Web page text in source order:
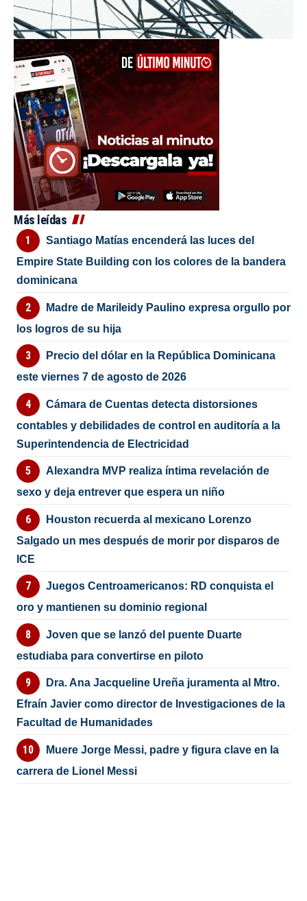
Más leídas
Santiago Matías encenderá las luces del
Empire State Building con los colores de la bandera
dominicana
Madre de Marileidy Paulino expresa orgullo por
los logros de su hija
Precio del dólar en la República Dominicana
este viernes 7 de agosto de 2026
Cámara de Cuentas detecta distorsiones
contables y debilidades de control en auditoría a la
Superintendencia de Electricidad
Alexandra MVP realiza íntima revelación de
sexo y deja entrever que espera un niño
Houston recuerda al mexicano Lorenzo
Salgado un mes después de morir por disparos de
ICE
Juegos Centroamericanos: RD conquista el
oro y mantienen su dominio regional
Joven que se lanzó del puente Duarte
estudiaba para convertirse en piloto
Dra. Ana Jacqueline Ureña juramenta al Mtro.
Efraín Javier como director de Investigaciones de la
Facultad de Humanidades
Muere Jorge Messi, padre y figura clave en la
carrera de Lionel Messi